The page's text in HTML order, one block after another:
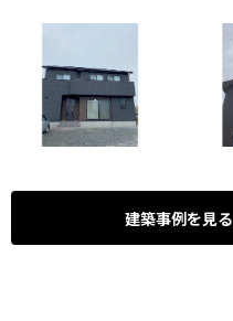
建築事例を見る